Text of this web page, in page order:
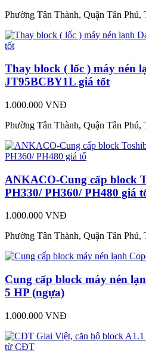
Phường Tân Thành, Quận Tân
Thay block ( lốc ) máy nén
JT95BCBY1L giá tốt
1.000.000 VNĐ
Phường Tân Thành, Quận Tân
ANKACO-Cung cấp block
PH330/ PH360/ PH480 giá
1.000.000 VNĐ
Phường Tân Thành, Quận Tân
Cung cấp block máy nén
5 HP (ngựa)
1.000.000 VNĐ